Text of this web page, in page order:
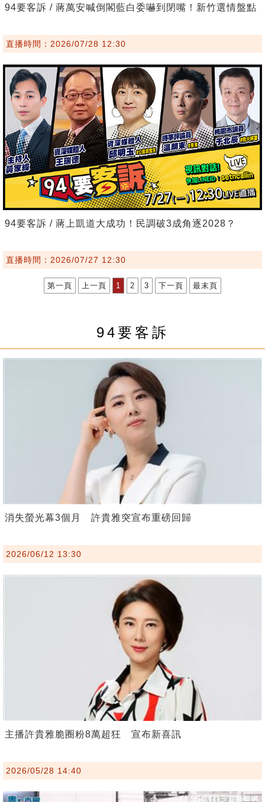
94要客訴 / 蔣萬安喊倒閣藍白委嚇到閉嘴！新竹選情盤點
直播時間：2026/07/28 12:30
94要客訴 / 蔣上凱道大成功！民調破3成角逐2028？
直播時間：2026/07/27 12:30
第一頁 上一頁 1 2 3 下一頁 最末頁
94要客訴
消失螢光幕3個月 許貴雅突宣布重磅回歸
2026/06/12 13:30
主播許貴雅脆圈粉8萬超狂 宣布新喜訊
2026/05/28 14:40